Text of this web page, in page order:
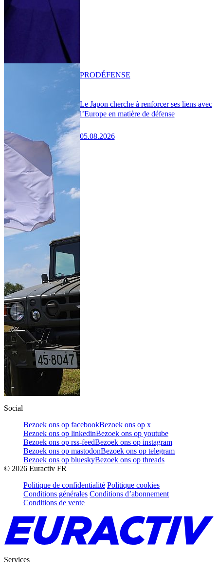
Le Japon cherche à renforcer ses liens avec
l’Europe en matière de défense
05.08.2026
PRODÉFENSE
Social
Bezoek ons op facebookBezoek ons op x
Bezoek ons op linkedinBezoek ons op youtube
Bezoek ons op rss-feedBezoek ons op instagram
Bezoek ons op mastodonBezoek ons op telegram
Bezoek ons op blueskyBezoek ons op threads
© 2026 Euractiv FR
Politique de confidentialité Politique cookies
Conditions générales Conditions d’abonnement
Conditions de vente
Services